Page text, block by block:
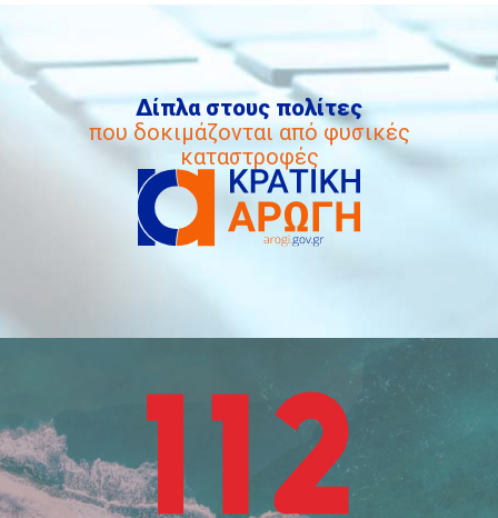
Δίπλα στους πολίτες
που δοκιμάζονται από φυσικές
καταστροφές